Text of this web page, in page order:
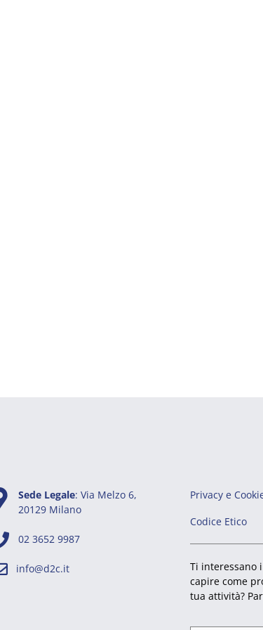
Sede Legale: Via Melzo 6,
20129 Milano
02 3652 9987
info@d2c.it
Privacy e
Codice Etico
Ti interessano
capire come
tua attività?